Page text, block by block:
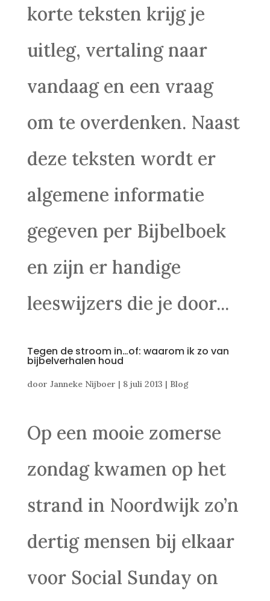
korte teksten krijg je
uitleg, vertaling naar
vandaag en een vraag
om te overdenken. Naast
deze teksten wordt er
algemene informatie
gegeven per Bijbelboek
en zijn er handige
leeswijzers die je door...
Tegen de stroom in…of: waarom ik zo van
bijbelverhalen houd
door Janneke Nijboer | 8 juli 2013 | Blog
Op een mooie zomerse
zondag kwamen op het
strand in Noordwijk zo’n
dertig mensen bij elkaar
voor Social Sunday on